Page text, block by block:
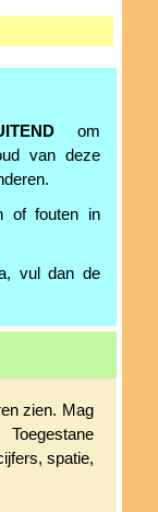
om
van deze
of fouten in
vul dan de
zien. Mag
spatie,